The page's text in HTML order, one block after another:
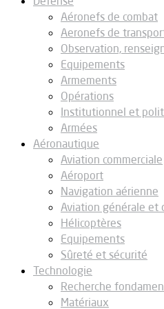
Aéronefs de combat
Aeronefs de
Observation,
Equipements
Armements
Opérations
Institutionnel et
Armées
Aéronautique
Aviation commerciale
Aéroport
Navigation aérienne
Aviation générale et
Hélicoptères
Equipements
Sûreté et sécurité
Technologie
Recherche
Matériaux